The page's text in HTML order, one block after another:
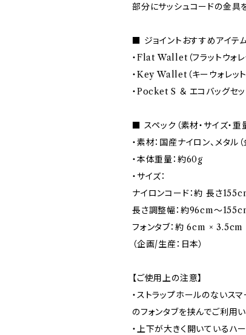
部分にサッシュコードの金具
■ ジョイントおすすめアイテム
・Flat Wallet（フラットウォレ
・Key Wallet（キーウォレット
・Pocket S ＆ エコバッグセッ
■ スペック（素材・サイズ・重
・素材：国産ナイロン、メタル（
・本体重量：約60g
・サイズ：
ナイロンコード：約 長さ
長さ調整幅：約96cm〜
フォンタブ：約 6cm ×
（企画/生産：日本）
【ご使用上の注意】
・ストラップホールのないス
のフォンタブを挟んでご利用
・上下が大きく開いているハ